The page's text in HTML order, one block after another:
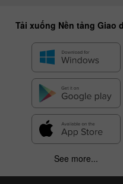
Tải xuống Nền tảng Giao
See more...